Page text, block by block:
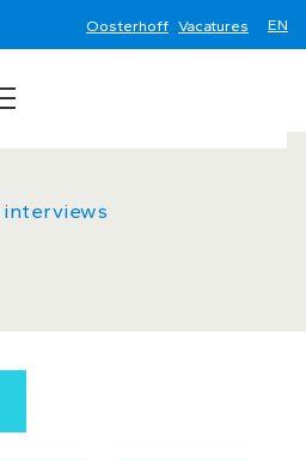
Oosterhoff Vacatures